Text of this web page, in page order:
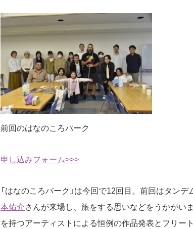
前回のはなのころパーク
申し込みフォーム>>>
「はなのころパーク」は今回で12回目。前回はタン
本佑介さんが来場し、旅をする思いなどをうかがい
を持つアーティストによる恒例の作品発表とフリー